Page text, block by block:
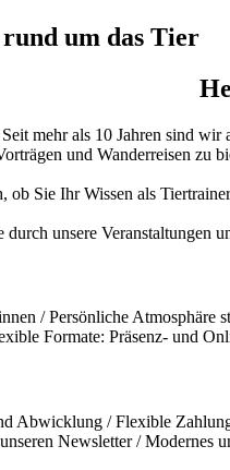
um das Tier
mehr als 10 Jahren sind
und Wanderreisen zu
ob Sie Ihr Wissen als
durch unsere Veranstaltungen
/ Persönliche Atmosphäre
Formate: Präsenz- und
Abwicklung / Flexible
Newsletter / Modernes